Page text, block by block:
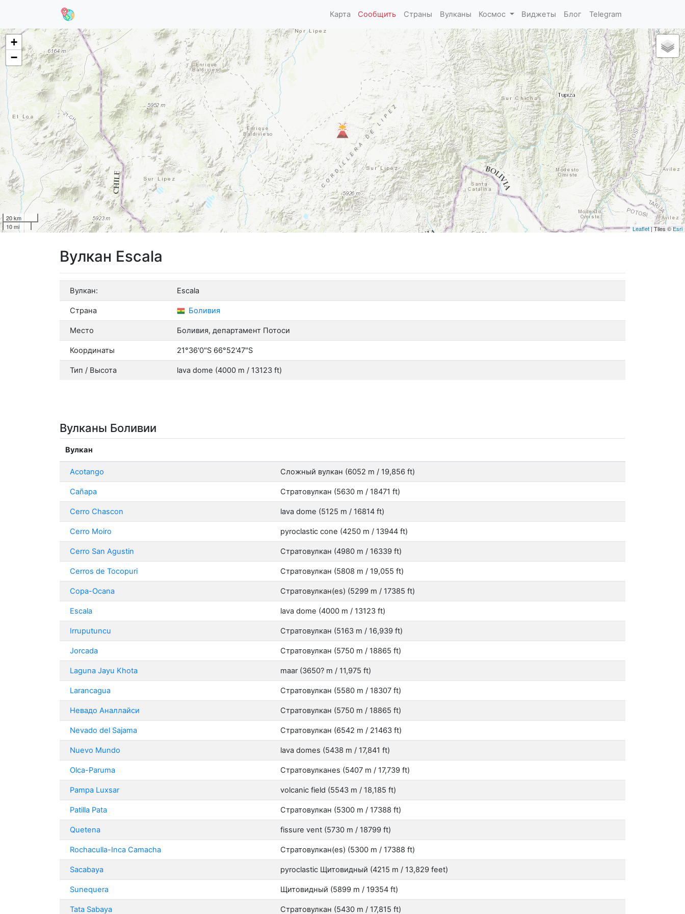
Карта Сообщить Страны Вулканы Космос Виджеты Блог Telegram
+
−
20 km
10 mi
Leaflet| Tiles ©Esri
Вулкан Escala
Вулкан: Escala
Страна Боливия
Место Боливия, департамент Потоси
Координаты 21°36'0"S 66°52'47"S
Тип / Высота lava dome (4000 m / 13123 ft)
Вулканы Боливии
Вулкан
Acotango Сложный вулкан (6052 m / 19,856 ft)
Cañapa Стратовулкан (5630 m / 18471 ft)
Cerro Chascon lava dome (5125 m / 16814 ft)
Cerro Moiro pyroclastic cone (4250 m / 13944 ft)
Cerro San Agustin Стратовулкан (4980 m / 16339 ft)
Cerros de Tocopuri Стратовулкан (5808 m / 19,055 ft)
Copa-Ocana Стратовулкан(es) (5299 m / 17385 ft)
Escala lava dome (4000 m / 13123 ft)
Irruputuncu Стратовулкан (5163 m / 16,939 ft)
Jorcada Стратовулкан (5750 m / 18865 ft)
Laguna Jayu Khota maar (3650? m / 11,975 ft)
Larancagua Стратовулкан (5580 m / 18307 ft)
Невадо Аналлайси Стратовулкан (5750 m / 18865 ft)
Nevado del Sajama Стратовулкан (6542 m / 21463 ft)
Nuevo Mundo lava domes (5438 m / 17,841 ft)
Olca-Paruma Стратовулканes (5407 m / 17,739 ft)
Pampa Luxsar volcanic field (5543 m / 18,185 ft)
Patilla Pata Стратовулкан (5300 m / 17388 ft)
Quetena fissure vent (5730 m / 18799 ft)
Rochaculla-Inca Camacha Стратовулкан(es) (5300 m / 17388 ft)
Sacabaya pyroclastic Щитовидный (4215 m / 13,829 feet)
Sunequera Щитовидный (5899 m / 19354 ft)
Tata Sabaya Стратовулкан (5430 m / 17,815 ft)